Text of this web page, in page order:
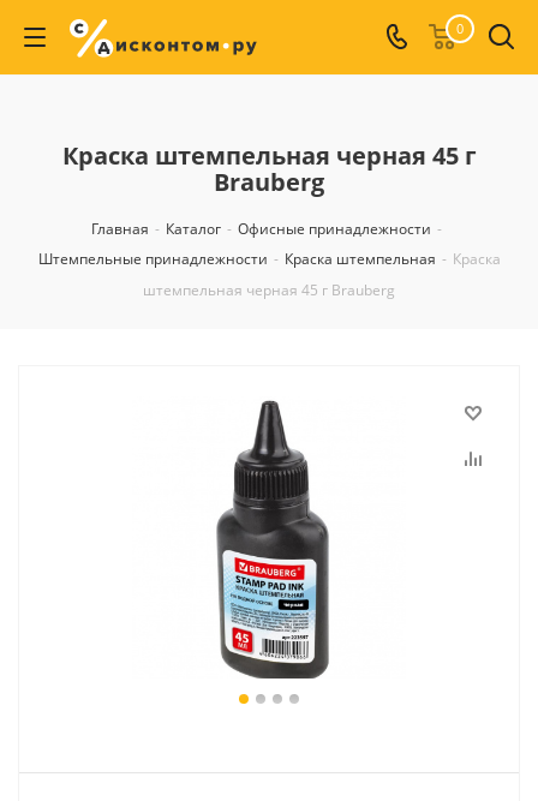
0
Краска штемпельная черная 45 г
Brauberg
Главная - Каталог - Офисные принадлежности -
Штемпельные принадлежности - Краска штемпельная - Краска
штемпельная черная 45 г Brauberg